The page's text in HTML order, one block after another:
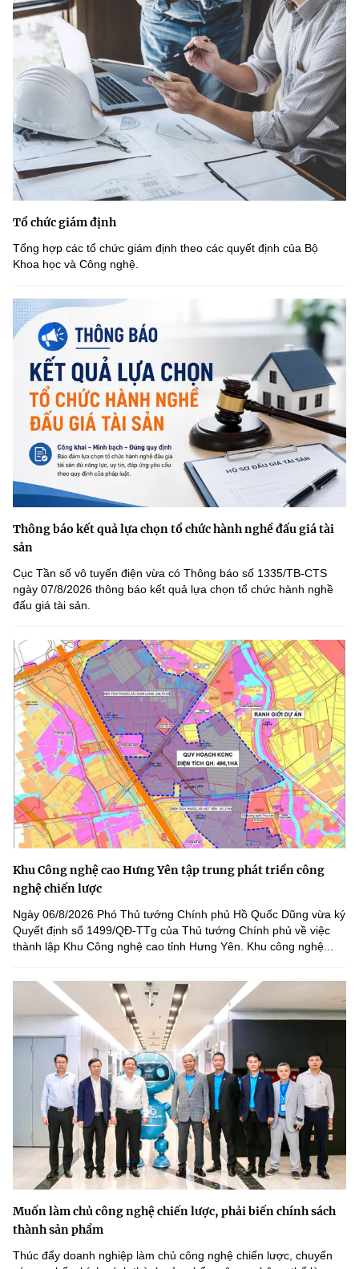
Tổ chức giám định
Tổng hợp các tổ chức giám định theo các quyết định của Bộ
Khoa học và Công nghệ.
Thông báo kết quả lựa chọn tổ chức hành nghề đấu giá tài
sản
Cục Tần số vô tuyến điện vừa có Thông báo số 1335/TB-CTS
ngày 07/8/2026 thông báo kết quả lựa chọn tổ chức hành nghề
đấu giá tài sản.
Khu Công nghệ cao Hưng Yên tập trung phát triển công
nghệ chiến lược
Ngày 06/8/2026 Phó Thủ tướng Chính phủ Hồ Quốc Dũng vừa ký
Quyết định số 1499/QĐ-TTg của Thủ tướng Chính phủ về việc
thành lập Khu Công nghệ cao tỉnh Hưng Yên. Khu công nghệ...
Muốn làm chủ công nghệ chiến lược, phải biến chính sách
thành sản phẩm
Thúc đẩy doanh nghiệp làm chủ công nghệ chiến lược, chuyển